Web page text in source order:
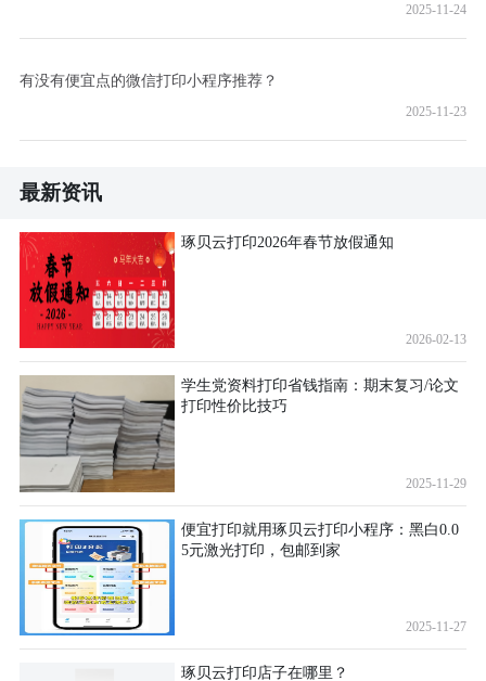
2025-11-24
有没有便宜点的微信打印小程序推荐？
2025-11-23
最新资讯
琢贝云打印2026年春节放假通知
2026-02-13
学生党资料打印省钱指南：期末复习/论文
打印性价比技巧
2025-11-29
便宜打印就用琢贝云打印小程序：黑白0.0
5元激光打印，包邮到家
2025-11-27
琢贝云打印店子在哪里？